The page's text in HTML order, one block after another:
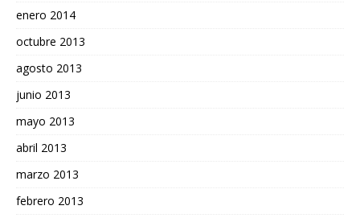
enero 2014
octubre 2013
agosto 2013
junio 2013
mayo 2013
abril 2013
marzo 2013
febrero 2013